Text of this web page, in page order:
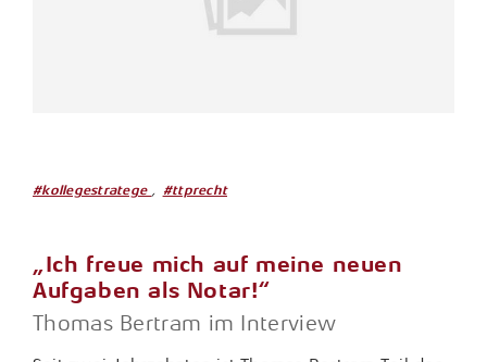
#kollegestratege , #ttprecht
„Ich freue mich auf meine neuen
Aufgaben als Notar!“
Thomas Bertram im Interview